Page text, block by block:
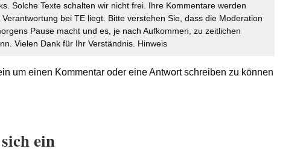
Solche Texte schalten wir nicht frei. Ihre Kommentare werden
bei TE liegt. Bitte verstehen Sie, dass die Moderation
Pause macht und es, je nach Aufkommen, zu zeitlichen
Vielen Dank für Ihr Verständnis. Hinweis
um einen Kommentar oder eine Antwort schreiben zu können
ein